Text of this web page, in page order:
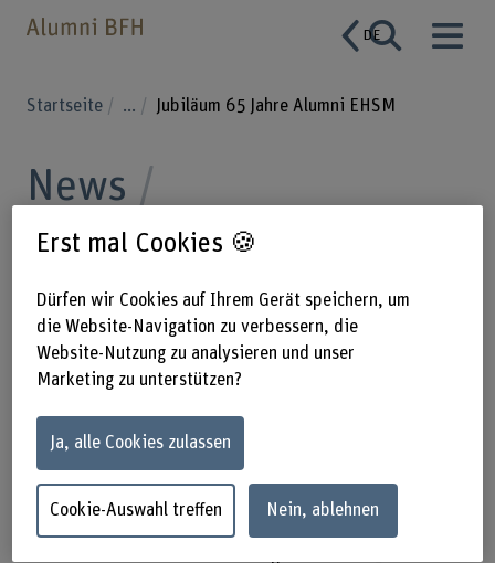
DE
Startseite ... Jubiläum 65 Jahre Alumni EHSM
News
Jubiläum 65 Jahre
Alumni EHSM
20.01.2025
🎉 65 Jahre Alumni EHSM! 🎓
am Lächenplatz teil 🧪🔬 und gut 60 Personen waren am
spannenden Vortrag von OCEAN'S 4 „Rudern über den
Pazifik“ anwesend. 🌊Sie nutzten den Apéro riche zum
Erst mal Cookies 🍪
Dürfen wir Cookies auf Ihrem Gerät speichern, um
die Website-Navigation zu verbessern, die
Website-Nutzung zu analysieren und unser
Marketing zu unterstützen?
Ja, alle Cookies zulassen
Cookie-Auswahl treffen Nein, ablehnen